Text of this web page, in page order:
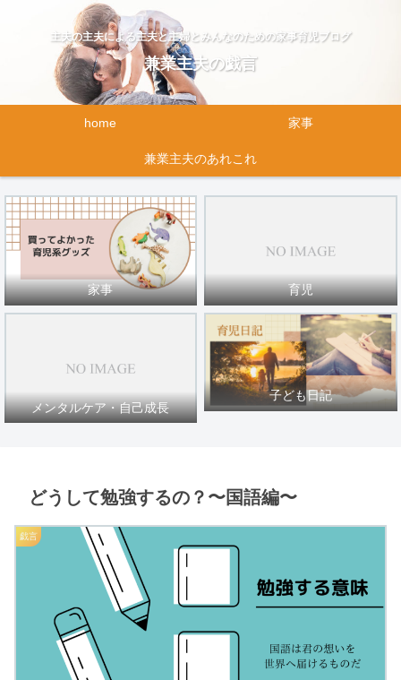
主夫の主夫による主夫と主婦とみんなのための家事育児ブログ
兼業主夫の戯言
home 家事
兼業主夫のあれこれ
家事 育児
メンタルケア・自己成長
子ども日記
どうして勉強するの？〜国語編〜
戯言